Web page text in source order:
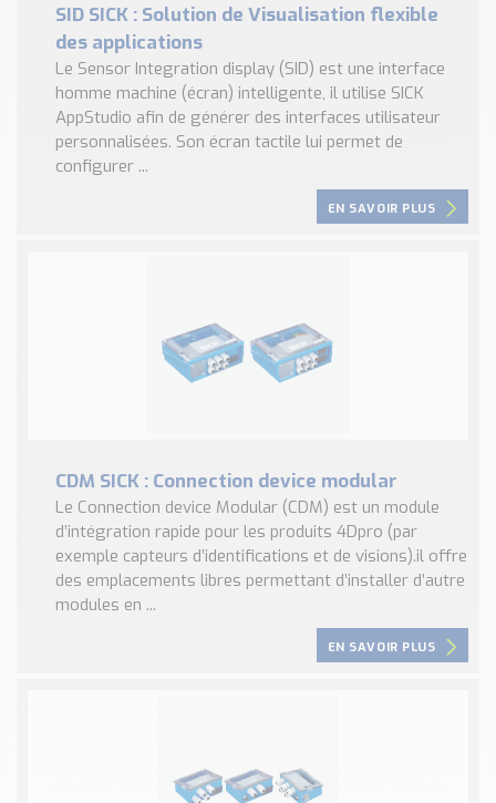
SID SICK : Solution de Visualisation flexible
des applications
Le Sensor Integration display (SID) est une interface
homme machine (écran) intelligente, il utilise SICK
AppStudio afin de générer des interfaces utilisateur
personnalisées. Son écran tactile lui permet de
configurer ...
EN SAVOIR PLUS
CDM SICK : Connection device modular
Le Connection device Modular (CDM) est un module
d’intégration rapide pour les produits 4Dpro (par
exemple capteurs d’identifications et de visions).il offre
des emplacements libres permettant d’installer d’autre
modules en ...
EN SAVOIR PLUS